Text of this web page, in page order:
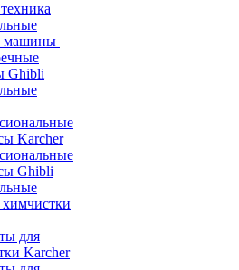
машины
Ghibli
Karcher
Ghibli
для
Karcher